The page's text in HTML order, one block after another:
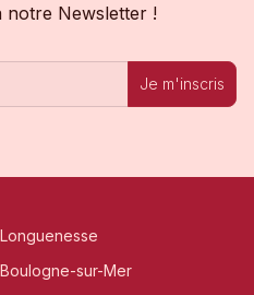
notre Newsletter !
Je m'inscris
Longuenesse
Boulogne-sur-Mer